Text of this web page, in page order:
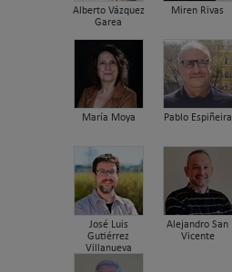
Alberto Vázquez
Garea
Miren Rivas
María Moya Pablo Espiñeira
José Luis
Gutiérrez
Villanueva
Alejandro San
Vicente